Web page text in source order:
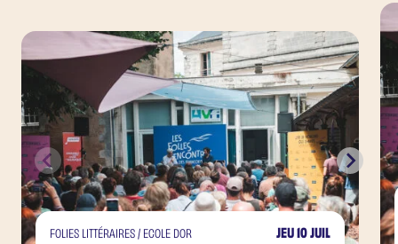
FOLIES LITTÉRAIRES / ECOLE DOR JEU 10 JUIL